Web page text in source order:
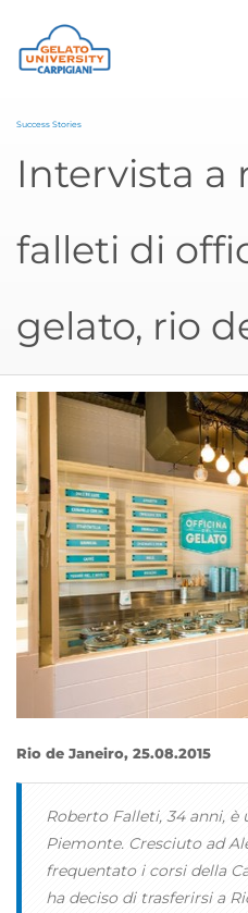
HOME
LA SCUOLA
CORSI ONLINE
CORSI
CONSULENZE
JOB CENTER
CONTATTI
ACCEDI
IT
Success Stories
Intervista a
falleti di
gelato, rio
Rio de Janeiro, 25.08.2015
Roberto Falleti, 34 anni, è
Piemonte. Cresciuto ad
frequentato i corsi della
ha deciso di trasferirsi a